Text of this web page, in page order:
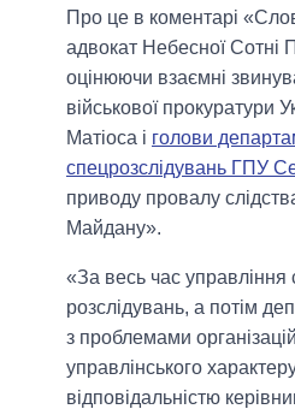
Про це в коментарі
адвокат Небесної Сотні
оцінюючи взаємні
військової прокуратури
Матіоса і голови
спецрозслідувань ГПУ
приводу провалу
Майдану».
«За весь час управління
розслідувань, а потім
з проблемами
управлінського
відповідальністю